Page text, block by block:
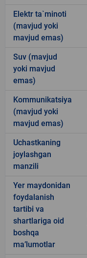
Elektr ta`minoti
(mavjud yoki
mavjud emas)
Suv (mavjud
yoki mavjud
emas)
Kommunikatsiya
(mavjud yoki
mavjud emas)
Uchastkaning
joylashgan
manzili
Yer maydonidan
foydalanish
tartibi va
shartlariga oid
boshqa
ma’lumotlar